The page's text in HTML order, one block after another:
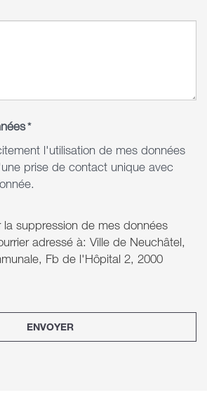
*
l'utilisation de mes données
prise de contact unique avec
suppression de mes données
adressé à: Ville de Neuchâtel,
Fb de l'Hôpital 2, 2000
ENVOYER